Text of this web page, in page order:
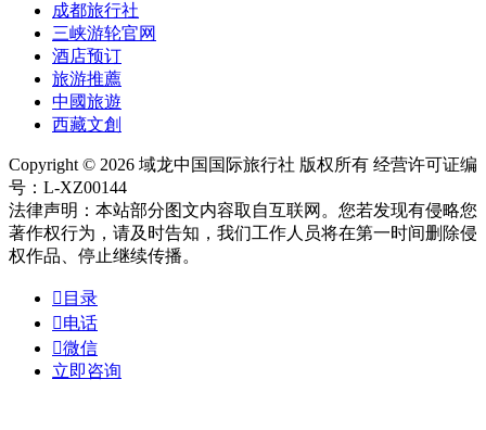
成都旅行社
三峡游轮官网
酒店预订
旅游推薦
中國旅遊
西藏文創
Copyright © 2026 域龙中国国际旅行社 版权所有 经营许可证编
号：L-XZ00144
法律声明：本站部分图文内容取自互联网。您若发现有侵略您
著作权行为，请及时告知，我们工作人员将在第一时间删除侵
权作品、停止继续传播。
 目录
电话
微信
立即咨询